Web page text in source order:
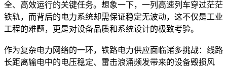
全、高效运行的关键任务。想象一下，一列高速列车穿过茫茫
铁轨，而背后的电力系统却需保证稳定无波动，这不仅是工业
工程的难题，更是对设备品质和系统设计的极致考验。
作为复杂电力网络的一环，铁路电力供应面临诸多挑战：线路
长距离输电中的电压稳定、雷击浪涌频发带来的设备毁损风